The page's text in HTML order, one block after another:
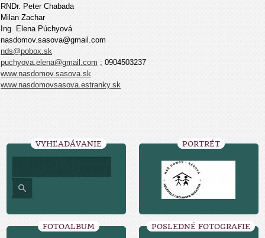
RNDr. Peter Chabada
Milan Zachar
Ing. Elena Púchyová
nasdomov.sasova@gmail.com
nds@pobox.sk
puchyova.elena@gmail.com ; 0904503237
www.nasdomov.sasova.sk
www.nasdomovsasova.estranky.sk
VYHĽADÁVANIE PORTRÉT
FOTOALBUM POSLEDNÉ FOTOGRAFIE